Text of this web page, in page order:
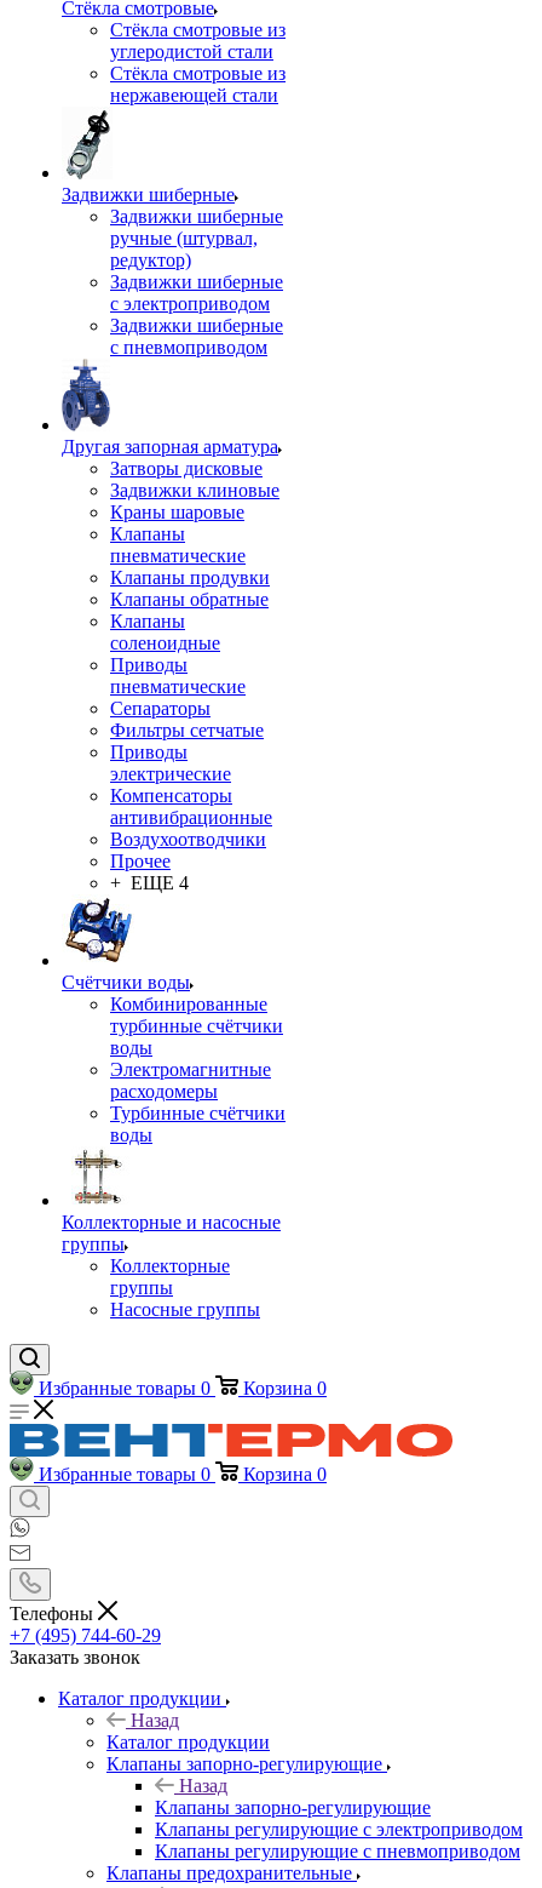
Стёкла смотровые
Стёкла смотровые из
углеродистой стали
Стёкла смотровые из
нержавеющей стали
Задвижки шиберные
Задвижки шиберные
ручные (штурвал,
редуктор)
Задвижки шиберные
с электроприводом
Задвижки шиберные
с пневмоприводом
Другая запорная арматура
Затворы дисковые
Задвижки клиновые
Краны шаровые
Клапаны
пневматические
Клапаны продувки
Клапаны обратные
Клапаны
соленоидные
Приводы
пневматические
Сепараторы
Фильтры сетчатые
Приводы
электрические
Компенсаторы
антивибрационные
Воздухоотводчики
Прочее
+ ЕЩЕ 4
Счётчики воды
Комбинированные
турбинные счётчики
воды
Электромагнитные
расходомеры
Турбинные счётчики
воды
Коллекторные и насосные
группы
Коллекторные
группы
Насосные группы
Избранные товары 0 Корзина 0
Избранные товары 0 Корзина 0
Телефоны
+7 (495) 744-60-29
Заказать звонок
Каталог продукции
Назад
Каталог продукции
Клапаны запорно-регулирующие
Назад
Клапаны запорно-регулирующие
Клапаны регулирующие с электроприводом
Клапаны регулирующие с пневмоприводом
Клапаны предохранительные